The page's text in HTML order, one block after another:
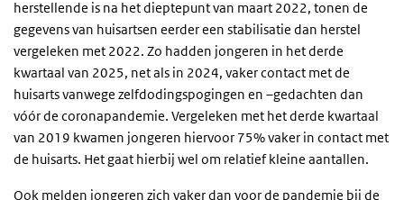
herstellende is na het dieptepunt van maart 2022, tonen de
gegevens van huisartsen eerder een stabilisatie dan herstel
vergeleken met 2022. Zo hadden jongeren in het derde
kwartaal van 2025, net als in 2024, vaker contact met de
huisarts vanwege zelfdodingspogingen en –gedachten dan
vóór de coronapandemie. Vergeleken met het derde kwartaal
van 2019 kwamen jongeren hiervoor 75% vaker in contact met
de huisarts. Het gaat hierbij wel om relatief kleine aantallen.
Ook melden jongeren zich vaker dan voor de pandemie bij de